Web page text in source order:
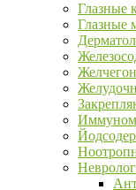
Глазные
Глазные